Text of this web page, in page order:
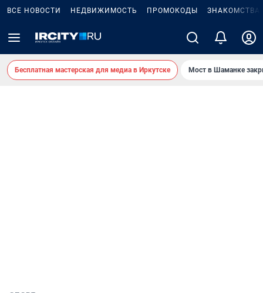
ВСЕ НОВОСТИ НЕДВИЖИМОСТЬ ПРОМОКОДЫ ЗНАКОМСТВА
Бесплатная мастерская для медиа в Иркутске Мост в Шаманке